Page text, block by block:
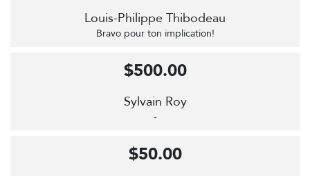
Louis-Philippe Thibodeau
Bravo pour ton implication!
Sylvain Roy
-
$500.00
$50.00